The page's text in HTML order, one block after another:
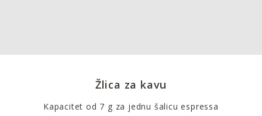
Žlica za kavu
Kapacitet od 7 g za jednu šalicu espressa